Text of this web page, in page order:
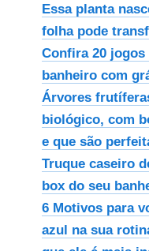
Essa planta
folha pode
Confira 20 jogos
banheiro com
Árvores
biológico, com
e que são
Truque caseiro
box do seu
6 Motivos para
azul na sua